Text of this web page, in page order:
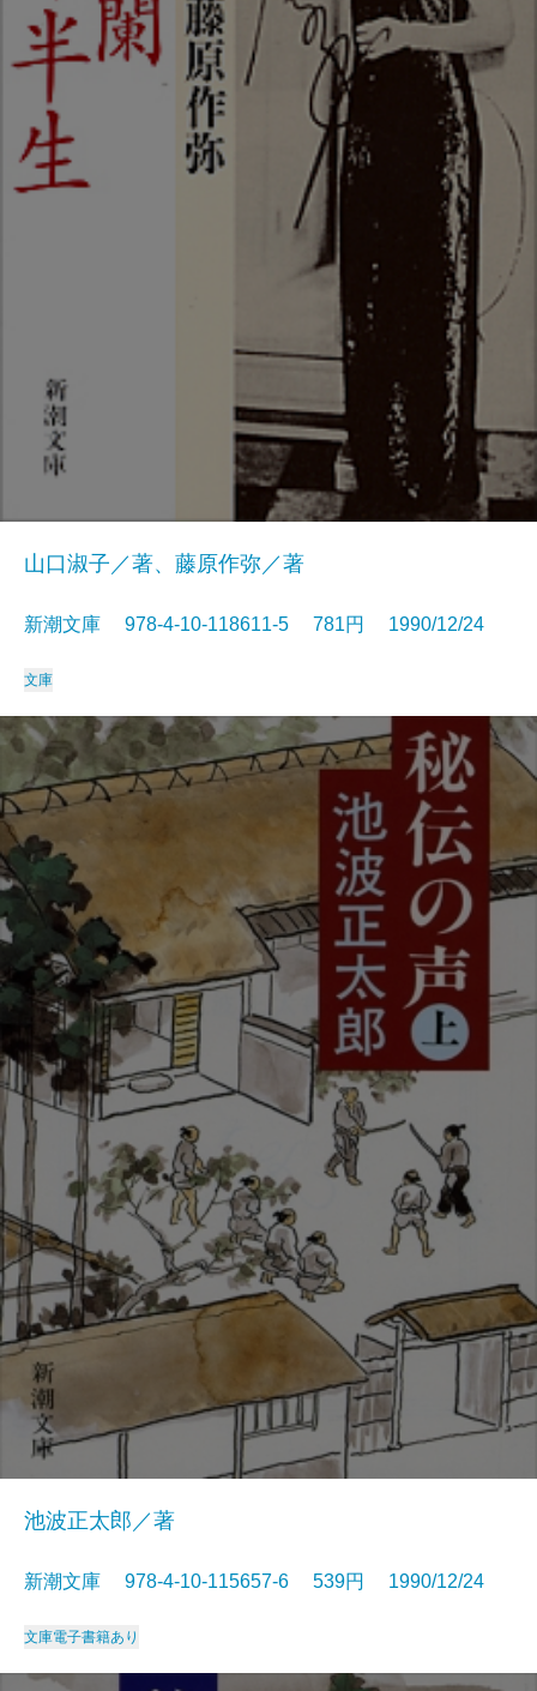
山口淑子／著、藤原作弥／著
新潮文庫 978-4-10-118611-5 781円 1990/12/24
文庫
池波正太郎／著
新潮文庫 978-4-10-115657-6 539円 1990/12/24
文庫電子書籍あり